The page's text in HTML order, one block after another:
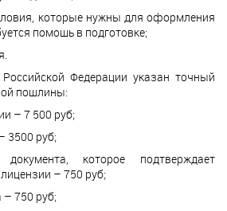
которые нужны для оформления
помощь в подготовке;
Федерации указан точный
пошлины:
– 7 500 руб;
3500 руб;
документа, которое подтверждает
– 750 руб;
– 750 руб;